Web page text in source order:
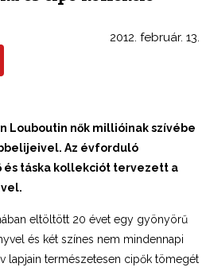
2012. február. 13.
Louboutin nők millióinak szívébe
Az évforduló
táska kollekciót tervezett a
eltöltött 20 évet egy gyönyörű
és két színes nem mindennapi
lapjain természetesen cipők tömegét